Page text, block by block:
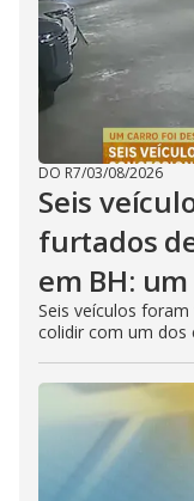
DO R7/03/08/2026
Seis
furtados
em BH:
Seis veículos
colidir com um dos